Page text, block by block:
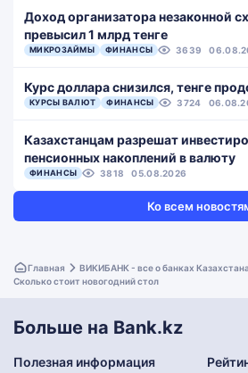
Доход организатора незаконной
превысил 1 млрд тенге
МИКРОЗАЙМЫ ФИНАНСЫ 3639
Курс доллара снизился, тенге
КУРСЫ ВАЛЮТ ФИНАНСЫ 3724
Казахстанцам разрешат
пенсионных накоплений в валюту
ФИНАНСЫ 3818 05.08.2026
Ко всем
Главная ВИКИБАНК - все о банках Казахстана
Сколько стоит новогодний стол
Больше на Bank.kz
Полезная информация